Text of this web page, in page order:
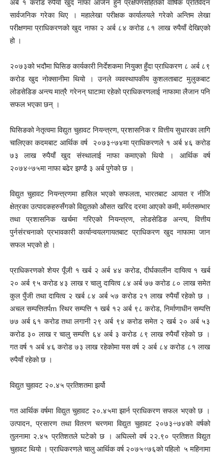
अर्ब १ करोड रुपैयाँ खुद नाफा आर्जन हुने प्रक्षेपणसहितको वार्षिक प्रतिवेदन
सार्वजनिक गरेका थिए । महालेखा परीक्षक कार्यालयले गरेको अन्तिम लेखा
परीक्षणमा प्राधिकरणको खुद नाफा २ अर्ब ८४ करोड ८१ लाख रुपैयाँ देखिएको
हो ।
२०७३को भदौमा घिसिङ कार्यकारी निर्देशकमा नियुक्त हुँदा प्राधिकरण ८ अर्ब ८९
करोड खुद नोक्सानीमा थियो । उनले व्यवस्थापकीय कुशलताबाट मुलुकबाट
लोडसेडिङ अन्त्य मात्रै गरेनन् घाटामा रहेको प्राधिकरणलाई नाफामा लैजान पनि
सफल भएका छन् ।
घिसिङको नेतृत्वमा विद्युत चुहावट नियन्त्रण, प्रशासनिक र वित्तीय सुधारका लागि
चालिएका कदमबाट आर्थिक वर्ष २०७३÷७४मा प्राधिकरणले १ अर्ब ४६ करोड
७३ लाख रुपैयाँ खुद संस्थालाई नाफा कमाएको थियो । आर्थिक वर्ष
२०७४÷७५मा नाफा बढेर झण्डै ३ अर्ब पुगेको छ ।
विद्युत चुहावट नियन्त्रणमा हासिल भएको सफलता, भारतबाट आयात र नीजि
क्षेत्रका उत्पादकहरुसँगको विद्युतको औसत खरिद दरमा आएको कमी, मर्मतसम्भार
तथा प्रशासनिक खर्चमा गरिएको नियन्त्रण, लोडसेडिङ अन्त्य, वित्तीय
पुर्नसंरचनाको प्रभावकारी कार्यान्वयलगायतबाट प्राधिकरण खुद नाफामा जान
सफल भएको हो ।
प्राधिकरणको शेयर पूँजी १ खर्ब २ अर्ब ४४ करोड, दीर्घकालीन दायित्व १ खर्ब
२० अर्ब ९५ करोड ४३ लाख र चालु दायित्व ८४ अर्ब ७७ करोड ८० लाख समेत
कुल पुँजी तथा दायित्व २ खर्ब ८४ अर्ब ५७ करोड २१ लाख रुपैयाँ रहेको छ ।
अचल सम्पत्तितर्पm स्थिर सम्पत्ति १ खर्ब १२ अर्ब ९८ करोड, निर्माणाधीन सम्पत्ति
७७ अर्ब ६१ करोड तथा लगानी २९ अर्ब ९४ करोड समेत २ खर्ब २० अर्ब ५३
करोड ३० लाख र चालु सम्पत्ति ६४ अर्ब ३ करोड ८९ लाख रुपैयाँ रहेको छ ।
गत वर्ष १ अर्ब ४६ करोड ७३ लाख रहेकोमा यस वर्ष २ अर्ब ८४ करोड ८१ लाख
रुपैयाँ रहेको छ ।
विद्युत चुहावट २०.४५ प्रतिशतमा झर्यो
गत आर्थिक वर्षमा विद्युत चुहावट २०.४५मा झार्न प्राधिकरण सफल भएको छ ।
उत्पादन, प्रसारण तथा वितरण चरणमा विद्युत चुहावट २०७३÷७४को वर्षको
तुलनामा २.४५ प्रतिशतले घटेको छ । अघिल्लो वर्ष २२.९० प्रतिशत विद्युत
चुहावट थियो । प्राधिकरणले चालु आर्थिक वर्ष २०७५÷७६को पहिलो ५ महिनामा